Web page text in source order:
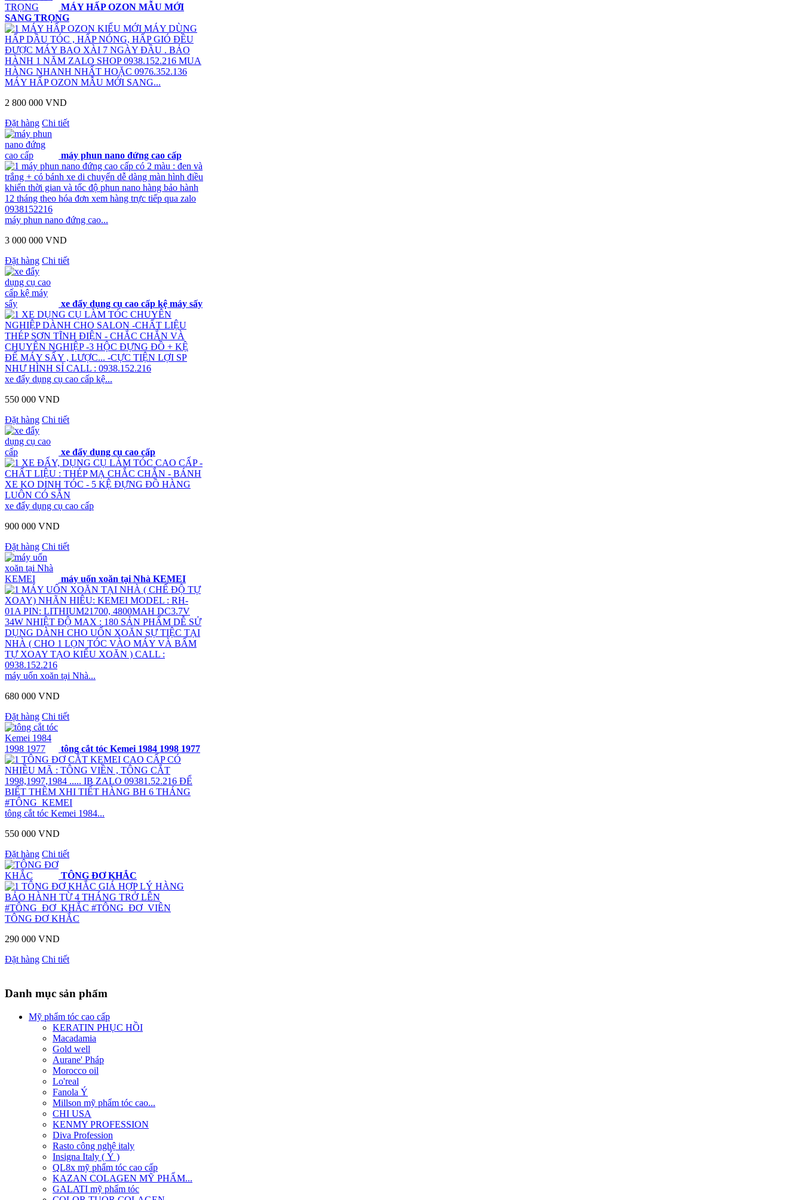
MÁY HẤP OZON MẪU MỚI
SANG TRỌNG
MÁY HẤP OZON KIỂU MỚI MÁY DÙNG
HẤP DẦU TÓC , HẤP NÓNG, HẤP GIÓ ĐỀU
ĐƯỢC MÁY BAO XÀI 7 NGÀY ĐẦU . BẢO
HÀNH 1 NĂM ZALO SHOP 0938.152.216 MUA
HÀNG NHANH NHẤT HOẶC 0976.352.136
MÁY HẤP OZON MẪU MỚI SANG...
2 800 000 VND
Đặt hàng Chi tiết
máy phun nano đứng cao cấp
máy phun nano đứng cao cấp có 2 màu : đen và
trắng + có bánh xe di chuyển dễ dàng màn hình điều
khiển thời gian và tốc độ phun nano hàng bảo hành
12 tháng theo hóa đơn xem hàng trực tiếp qua zalo
0938152216
máy phun nano đứng cao...
3 000 000 VND
Đặt hàng Chi tiết
xe đẩy dụng cụ cao cấp kệ máy sấy
XE DỤNG CỤ LÀM TÓC CHUYÊN
NGHIỆP DÀNH CHO SALON -CHẤT LIỆU
THÉP SƠN TĨNH ĐIỆN - CHẮC CHẮN VÀ
CHUYÊN NGHIỆP -3 HỘC ĐỰNG ĐỒ + KỆ
ĐỂ MÁY SẤY , LƯỢC... -CỰC TIỆN LỢI SP
NHƯ HÌNH SỈ CALL : 0938.152.216
xe đẩy dụng cụ cao cấp kệ...
550 000 VND
Đặt hàng Chi tiết
xe đẩy dụng cụ cao cấp
XE ĐẨY, DỤNG CỤ LÀM TÓC CAO CẤP -
CHẤT LIỆU : THÉP MẠ CHẮC CHẮN - BÁNH
XE KO DINH TÓC - 5 KỆ ĐỰNG ĐỒ HÀNG
LUÔN CÓ SẴN
xe đẩy dụng cụ cao cấp
900 000 VND
Đặt hàng Chi tiết
máy uốn xoăn tại Nhà KEMEI
MÁY UỐN XOĂN TẠI NHÀ ( CHẾ ĐỘ TỰ
XOAY) NHÃN HIÊU: KEMEI MODEL : RH-
01A PIN: LITHIUM21700, 4800MAH DC3.7V
34W NHIỆT ĐỘ MAX : 180 SẢN PHẨM DỄ SỬ
DỤNG DÀNH CHO UỐN XOĂN SỰ TIỆC TẠI
NHÀ ( CHO 1 LỌN TÓC VÀO MÁY VÀ BẤM
TỰ XOAY TẠO KIỂU XOĂN ) CALL :
0938.152.216
máy uốn xoăn tại Nhà...
680 000 VND
Đặt hàng Chi tiết
tông cắt tóc Kemei 1984 1998 1977
TÔNG ĐƠ CẮT KEMEI CAO CẤP CÓ
NHIỀU MÃ : TÔNG VIỀN , TÔNG CẮT
1998,1997,1984 ..... IB ZALO 09381.52.216 ĐỂ
BIẾT THÊM XHI TIẾT HÀNG BH 6 THÁNG
#TÔNG_KEMEI
tông cắt tóc Kemei 1984...
550 000 VND
Đặt hàng Chi tiết
TÔNG ĐƠ KHẮC
TÔNG ĐƠ KHẮC GIÁ HỢP LÝ HÀNG
BẢO HÀNH TỪ 4 THÁNG TRỞ LÊN
#TÔNG_ĐƠ_KHẮC #TÔNG_ĐƠ_VIÊN
TÔNG ĐƠ KHẮC
290 000 VND
Đặt hàng Chi tiết
Danh mục sản phẩm
Mỹ phẩm tóc cao cấp
KERATIN PHỤC HỒI
Macadamia
Gold well
Aurane' Pháp
Morocco oil
Lo'real
Fanola Ý
Millson mỹ phẩm tóc cao...
CHI USA
KENMY PROFESSION
Diva Profession
Rasto công nghệ italy
Insigna Italy ( Ý )
QL8x mỹ phẩm tóc cao cấp
KAZAN COLAGEN MỸ PHẨM...
GALATI mỹ phẩm tóc